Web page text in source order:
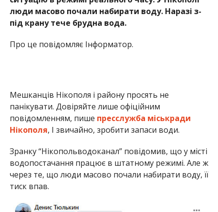
Зранку “Нікопольводоканал” повідомив, що у місті
водопостачання працює в штатному режимі. Але ж
через те, що люди масово почали набирати воду, її
тиск впав.